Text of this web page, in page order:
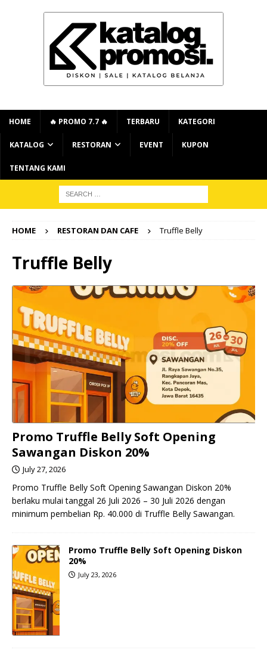
HOME 🔥 PROMO 7.7 🔥 TERBARU KATEGORI
KATALOG RESTORAN EVENT KUPON
TENTANG KAMI
HOME RESTORAN DAN CAFE Truffle Belly
Truffle Belly
Promo Truffle Belly Soft Opening
Sawangan Diskon 20%
July 27, 2026
Promo Truffle Belly Soft Opening Sawangan Diskon 20%
berlaku mulai tanggal 26 Juli 2026 – 30 Juli 2026 dengan
minimum pembelian Rp. 40.000 di Truffle Belly Sawangan.
Promo Truffle Belly Soft Opening Diskon
20%
July 23, 2026